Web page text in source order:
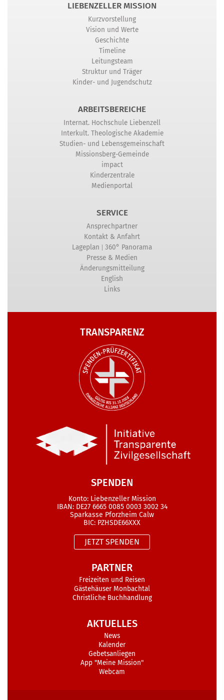
LIEBENZELLER MISSION
Kurzvorstellung
Vision und Werte
Geschichte
Timeline
Leitungsteam
Struktur und Träger
Kinder- und Jugendschutz
ARBEITSBEREICHE
Internat. Hochschule Liebenzell
Interkult. Theologische Akademie
Studien- und Lebensgemeinschaft
Missionsberg-Gemeinde
impact
Kinderzentrale
Medienportal
SERVICE
Ansprechpartner
Kontakt & Anfahrt
Lageplan | 360° Panorama
Presse & Medien
Änderungsmitteilung
English
Links
TRANSPARENZ
SPENDEN
Konto: Liebenzeller Mission
IBAN: DE27 6665 0085 0003 3002 34
Sparkasse Pforzheim Calw
BIC: PZHSDE66XXX
JETZT SPENDEN
PARTNER
Freizeiten und Reisen
Gästehäuser Monbachtal
Christliche Buchhandlung
AKTUELLES
News
Kalender
Gebetsanliegen
App "Meine Mission"
Webcam